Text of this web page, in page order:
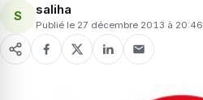
S saliha
Publié le 27 décembre 2013 à 20:46